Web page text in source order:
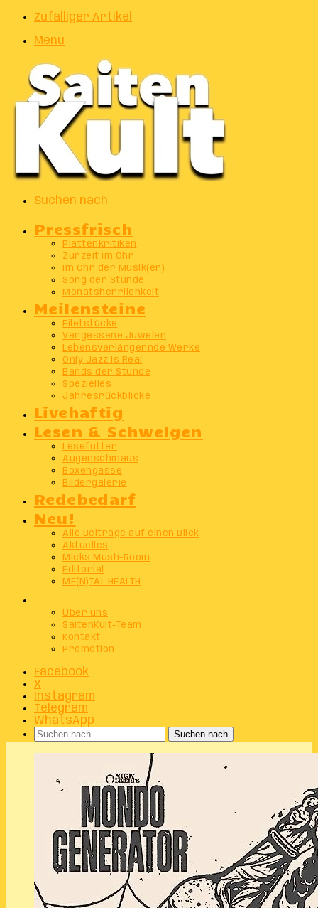
Zufälliger Artikel
Menu
Suchen nach
Pressfrisch
Plattenkritiken
Zurzeit im Ohr
Im Ohr der Musik(er)
Song der Stunde
Monatsherrlichkeit
Meilensteine
Filetstücke
Vergessene Juwelen
Lebensverlängernde Werke
Only Jazz Is Real
Bands der Stunde
Spezielles
Jahresrückblicke
Livehaftig
Lesen & Schwelgen
Lesefutter
Augenschmaus
Boxengasse
Bildergalerie
Redebedarf
Neu!
Alle Beiträge auf einen Blick
Aktuelles
Micks Mush-Room
Editorial
ME(N)TAL HEALTH
Über uns
SaitenKult-Team
Kontakt
Promotion
Facebook
X
Instagram
Telegram
WhatsApp
Suchen nach